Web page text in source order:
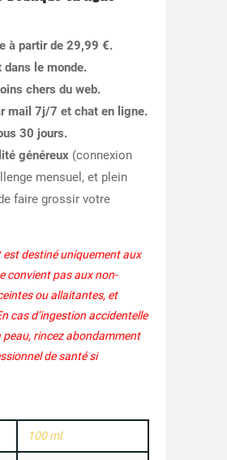
à partir de 29,99 €.
dans le monde.
chers du web.
mail 7j/7 et chat en ligne.
30 jours.
généreux(connexion
mensuel, et plein
faire grossir votre
destiné uniquement aux
convient pas aux non-
ou allaitantes, et
cas d’ingestion accidentelle
rincez abondamment
de santé si
100 ml